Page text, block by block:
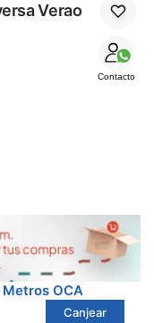
Verao
Contacto
OCA
Canjear